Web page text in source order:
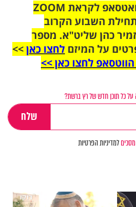
הצטרפו לקבוצת הוואטסאפ לקראת ZOOM
השבוע הקרוב
כהן שליט"א. מספר
על המיזם לחצו כאן>>
לחצו כאן >>
כל תוכן חדש של רץ ברשת?
למדיניות הפרטיות